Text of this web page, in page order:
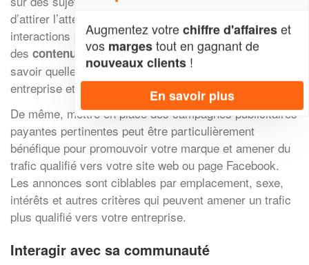
d’attirer l’attention des utilisateurs et générer des
interactions positives avec eux. Publier régulièrement
des contenus pertinentspermet aux lecteurs de
savoir quelles sont les nouvelles activités de votre
entreprise et maintient votre profil visible pour eux.
De même, mettre en place des campagnes publicitaires
payantes pertinentes peut être particulièrement
bénéfique pour promouvoir votre marque et amener du
trafic qualifié vers votre site web ou page Facebook.
Les annonces sont ciblables par emplacement, sexe,
intérêts et autres critères qui peuvent amener un trafic
plus qualifié vers votre entreprise.
Interagir avec sa communauté
Augmentez votrechiffre d'affaireset
vos margestout en gagnant de
nouveaux clients !
En savoir plus